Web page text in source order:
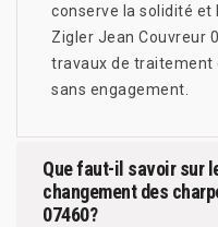
conserve la solidité et
Zigler Jean Couvreur
travaux de traitement
sans engagement.
Que faut-il savoir sur
changement des
07460?